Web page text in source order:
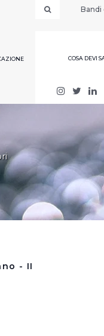
Bandi
COSA DEVI
- II